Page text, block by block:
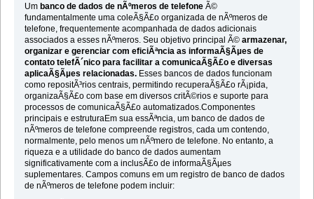
Um banco de dados de nÃºmeros de telefoneÃ©
fundamentalmente uma coleÃ§Ã£o organizada de nÃºmeros de
telefone, frequentemente acompanhada de dados adicionais
associados a esses nÃºmeros. Seu objetivo principal Ã© armazenar,
organizar e gerenciar com eficiÃªncia as informaÃ§Ãµes de
contato telefÃ´nico para facilitar a comunicaÃ§Ã£o e diversas
aplicaÃ§Ãµes relacionadas.Esses bancos de dados funcionam
como repositÃ³rios centrais, permitindo recuperaÃ§Ã£o rÃ¡pida,
organizaÃ§Ã£o com base em diversos critÃ©rios e suporte para
processos de comunicaÃ§Ã£o automatizados.Componentes
principais e estruturaEm sua essÃªncia, um banco de dados de
nÃºmeros de telefone compreende registros, cada um contendo,
normalmente, pelo menos um nÃºmero de telefone. No entanto, a
riqueza e a utilidade do banco de dados aumentam
significativamente com a inclusÃ£o de informaÃ§Ãµes
suplementares. Campos comuns em um registro de banco de dados
de nÃºmeros de telefone podem incluir: